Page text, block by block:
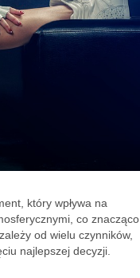
który wpływa na
co znacząco
od wielu czynników,
najlepszej decyzji.